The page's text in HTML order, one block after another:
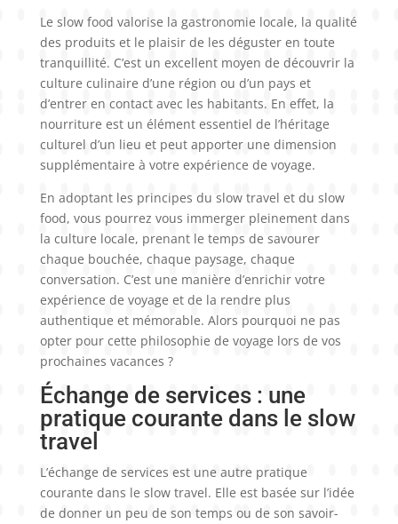
Le slow food valorise la gastronomie locale, la qualité
des produits et le plaisir de les déguster en toute
tranquillité. C’est un excellent moyen de découvrir la
culture culinaire d’une région ou d’un pays et
d’entrer en contact avec les habitants. En effet, la
nourriture est un élément essentiel de l’héritage
culturel d’un lieu et peut apporter une dimension
supplémentaire à votre expérience de voyage.
En adoptant les principes du slow travel et du slow
food, vous pourrez vous immerger pleinement dans
la culture locale, prenant le temps de savourer
chaque bouchée, chaque paysage, chaque
conversation. C’est une manière d’enrichir votre
expérience de voyage et de la rendre plus
authentique et mémorable. Alors pourquoi ne pas
opter pour cette philosophie de voyage lors de vos
prochaines vacances ?
Échange de services : une
pratique courante dans le slow
travel
L’échange de services est une autre pratique
courante dans le slow travel. Elle est basée sur l’idée
de donner un peu de son temps ou de son savoir-